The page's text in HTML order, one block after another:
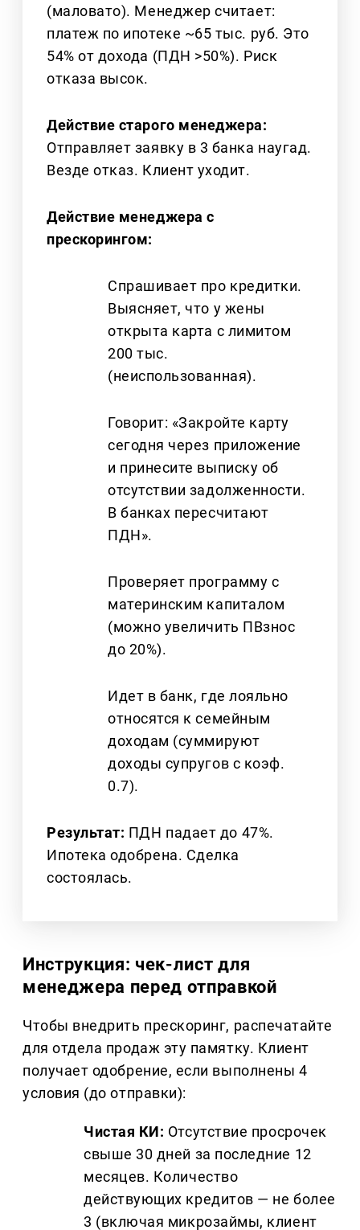
(маловато). Менеджер считает:
платеж по ипотеке ~65 тыс. руб. Это
54% от дохода (ПДН >50%). Риск
отказа высок.
Действие старого менеджера:
Отправляет заявку в 3 банка наугад.
Везде отказ. Клиент уходит.
Действие менеджера с
прескорингом:
Спрашивает про кредитки.
Выясняет, что у жены
открыта карта с лимитом
200 тыс.
(неиспользованная).
Говорит: «Закройте карту
сегодня через приложение
и принесите выписку об
отсутствии задолженности.
В банках пересчитают
ПДН».
Проверяет программу с
материнским капиталом
(можно увеличить ПВзнос
до 20%).
Идет в банк, где лояльно
относятся к семейным
доходам (суммируют
доходы супругов с коэф.
0.7).
Результат: ПДН падает до 47%.
Ипотека одобрена. Сделка
состоялась.
Инструкция: чек-лист для
менеджера перед отправкой
Чтобы внедрить прескоринг, распечатайте
для отдела продаж эту памятку. Клиент
получает одобрение, если выполнены 4
условия (до отправки):
Чистая КИ: Отсутствие просрочек
свыше 30 дней за последние 12
месяцев. Количество
действующих кредитов — не более
3 (включая микрозаймы, клиент